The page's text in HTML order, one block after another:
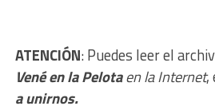
ATENCIÓN: Puedes leer el
Vené en la Pelotaen la Internet,
a unirnos.